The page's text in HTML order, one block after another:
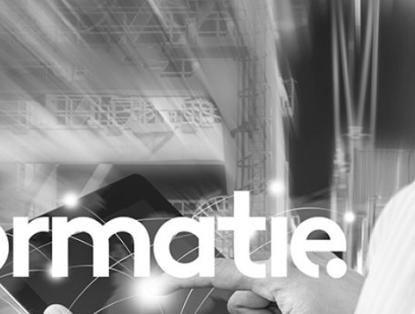
Purpose Marketing
Reputatie & crisis